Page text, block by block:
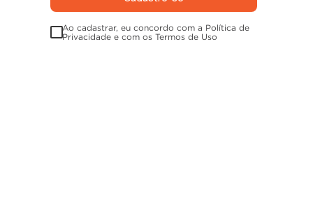
Ao cadastrar, eu concordo com a Política de
Privacidade e com os Termos de Uso